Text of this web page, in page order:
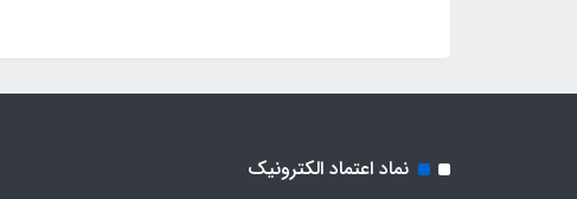
نماد اعتماد الکترونیک